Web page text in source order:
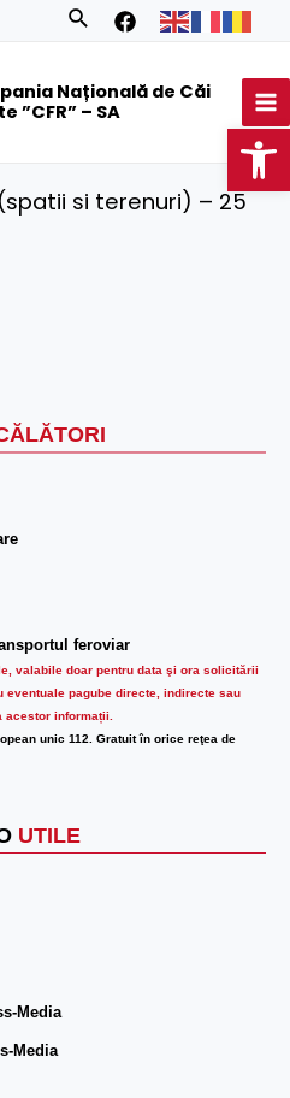
Search
Națională de Căi
”CFR” – SA
feroviar
valabile doar pentru data şi ora solicitării
eventuale pagube directe, indirecte sau
acestor informații.
unic 112. Gratuit în orice reţea de
UTILE
Media
Media
si terenuri) – 25